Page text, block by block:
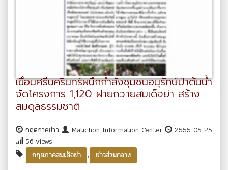
เขื่อนศรีนครินทร์ผนึกกำลังชุมชนอนุรักษ์ป่าต้นน้ำ
จัดโครงการ 1,120 ฝายถวายสมเด็จย่า สร้าง
สมดุลธรรมชาติ
กฤตภาคข่าว Matichon Information Center
2555-05-25
56 views
กฤตภาคสมเด็จย่า
, ข่าวส่วนกลาง